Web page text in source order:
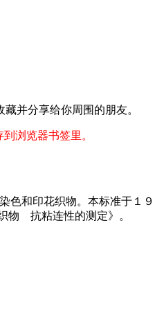
并分享给你周围的朋友。
浏览器书签里。
和印花织物。本标准于１
物 抗粘连性的测定》。